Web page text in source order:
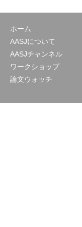
ホーム
AASJについて
AASJチャンネル
ワークショップ
論文ウォッチ